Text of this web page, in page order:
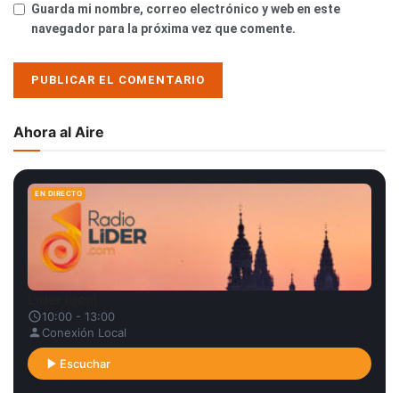
Guarda mi nombre, correo electrónico y web en este
navegador para la próxima vez que comente.
Ahora al Aire
EN DIRECTO
10:00 - 13:00
Conexión Local
Escuchar